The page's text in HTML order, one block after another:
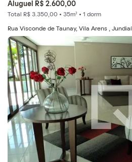
Aluguel R$ 2.600,00
Total R$ 3.350,00 • 35m² • 1 dorm
Rua Visconde de Taunay, Vila Arens , Jundiaí